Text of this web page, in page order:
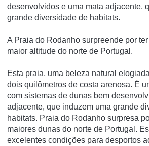
desenvolvidos e uma mata adjacente,
grande diversidade de habitats.
A Praia do Rodanho surpreende por
maior altitude do norte de Portugal.
Esta praia, uma beleza natural
dois quilômetros de costa arenosa. É
com sistemas de dunas bem
adjacente, que induzem uma grande
habitats. Praia do Rodanho surpresa
maiores dunas do norte de Portugal.
excelentes condições para desportos